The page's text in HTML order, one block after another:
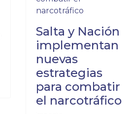
Salta y Nación
implementan
nuevas
estrategias
para combatir
el narcotráfico